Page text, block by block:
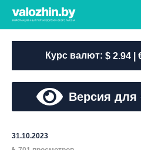
Курс валют: $ 2.94 |
Версия для
31.10.2023